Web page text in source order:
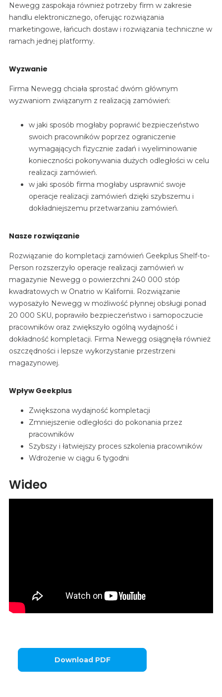
Newegg zaspokaja również potrzeby firm w zakresie
handlu elektronicznego, oferując rozwiązania
marketingowe, łańcuch dostaw i rozwiązania techniczne w
ramach jednej platformy.
Wyzwanie
Firma Newegg chciała sprostać dwóm głównym
wyzwaniom związanym z realizacją zamówień:
w jaki sposób mogłaby poprawić bezpieczeństwo
swoich pracowników poprzez ograniczenie
wymagających fizycznie zadań i wyeliminowanie
konieczności pokonywania dużych odległości w celu
realizacji zamówień.
w jaki sposób firma mogłaby usprawnić swoje
operacje realizacji zamówień dzięki szybszemu i
dokładniejszemu przetwarzaniu zamówień.
Nasze rozwiązanie
Rozwiązanie do kompletacji zamówień Geekplus Shelf-to-
Person rozszerzyło operacje realizacji zamówień w
magazynie Newegg o powierzchni 240 000 stóp
kwadratowych w Onatrio w Kalifornii. Rozwiązanie
wyposażyło Newegg w możliwość płynnej obsługi ponad
20 000 SKU, poprawiło bezpieczeństwo i samopoczucie
pracowników oraz zwiększyło ogólną wydajność i
dokładność kompletacji. Firma Newegg osiągnęła również
oszczędności i lepsze wykorzystanie przestrzeni
magazynowej.
Wpływ Geekplus
Zwiększona wydajność kompletacji
Zmniejszenie odległości do pokonania przez
pracowników
Szybszy i łatwiejszy proces szkolenia pracowników
Wdrożenie w ciągu 6 tygodni
Wideo
Download PDF